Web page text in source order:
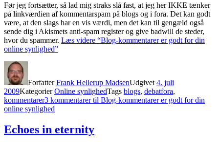
Før jeg fortsætter, så lad mig straks slå fast, at jeg her IKKE tænker
på linkværdien af kommentarspam på blogs og i fora. Det kan godt
være, at den slags har en vis værdi, men det kan til gengæld også
sende dig i Akismets anti-spam register og give badwill de steder,
hvor du spammer. Læs videre “Blog-kommentarer er godt for din
online synlighed”
ForfatterFrank Hellerup MadsenUdgivet 4. juli
2009KategorierOnline synlighedTags blogs, debatfora,
kommentarer3 kommentarertil Blog-kommentarer er godt for din
online synlighed
Echoes in eternity